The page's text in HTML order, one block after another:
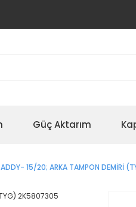
Güç Aktarım
15/20; ARKA TAMPON DEMİRİ